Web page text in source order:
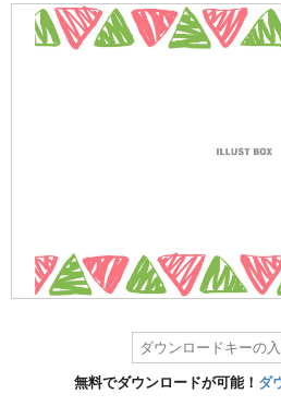
無料でダウンロードが可能！ ダ